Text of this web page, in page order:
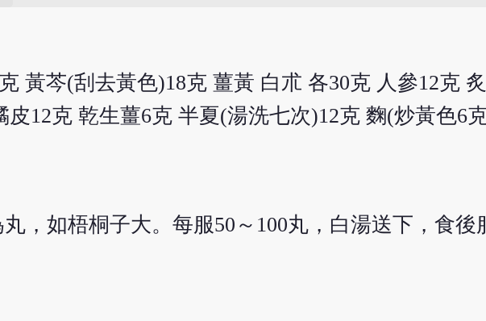
黃芩(刮去黃色)18克 薑黃 白朮 各30克 人參12克
12克 乾生薑6克 半夏(湯洗七次)12克 麴(炒黃色6
，如梧桐子大。每服50～100丸，白湯送下，食後